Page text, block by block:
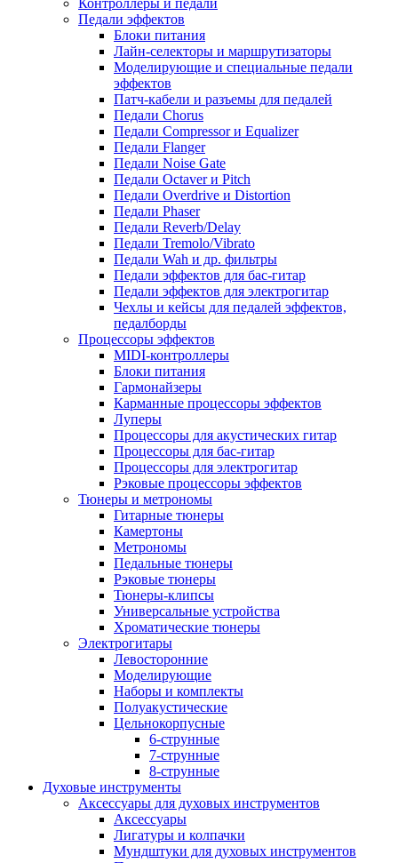
Контроллеры и педали
Педали эффектов
Блоки питания
Лайн-селекторы и маршрутизаторы
Моделирующие и специальные педали
эффектов
Патч-кабели и разъемы для педалей
Педали Chorus
Педали Compressor и Equalizer
Педали Flanger
Педали Noise Gate
Педали Octaver и Pitch
Педали Overdrive и Distortion
Педали Phaser
Педали Reverb/Delay
Педали Tremolo/Vibrato
Педали Wah и др. фильтры
Педали эффектов для бас-гитар
Педали эффектов для электрогитар
Чехлы и кейсы для педалей эффектов,
педалборды
Процессоры эффектов
MIDI-контроллеры
Блоки питания
Гармонайзеры
Карманные процессоры эффектов
Луперы
Процессоры для акустических гитар
Процессоры для бас-гитар
Процессоры для электрогитар
Рэковые процессоры эффектов
Тюнеры и метрономы
Гитарные тюнеры
Камертоны
Метрономы
Педальные тюнеры
Рэковые тюнеры
Тюнеры-клипсы
Универсальные устройства
Хроматические тюнеры
Электрогитары
Левосторонние
Моделирующие
Наборы и комплекты
Полуакустические
Цельнокорпусные
6-струнные
7-струнные
8-струнные
Духовые инструменты
Аксессуары для духовых инструментов
Аксессуары
Лигатуры и колпачки
Мундштуки для духовых инструментов